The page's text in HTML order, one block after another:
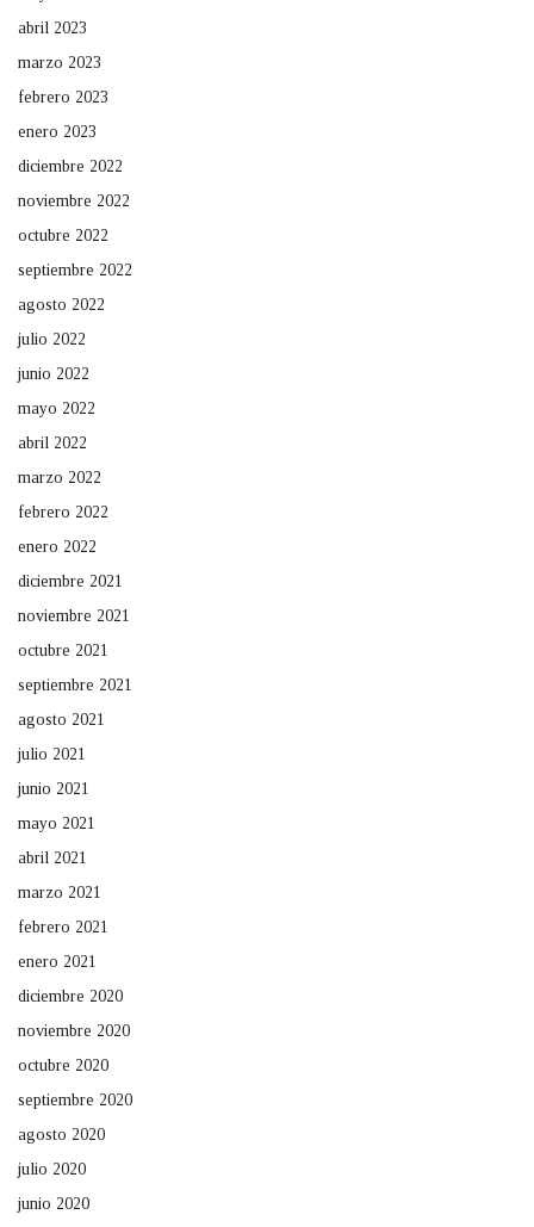
abril 2023
marzo 2023
febrero 2023
enero 2023
diciembre 2022
noviembre 2022
octubre 2022
septiembre 2022
agosto 2022
julio 2022
junio 2022
mayo 2022
abril 2022
marzo 2022
febrero 2022
enero 2022
diciembre 2021
noviembre 2021
octubre 2021
septiembre 2021
agosto 2021
julio 2021
junio 2021
mayo 2021
abril 2021
marzo 2021
febrero 2021
enero 2021
diciembre 2020
noviembre 2020
octubre 2020
septiembre 2020
agosto 2020
julio 2020
junio 2020